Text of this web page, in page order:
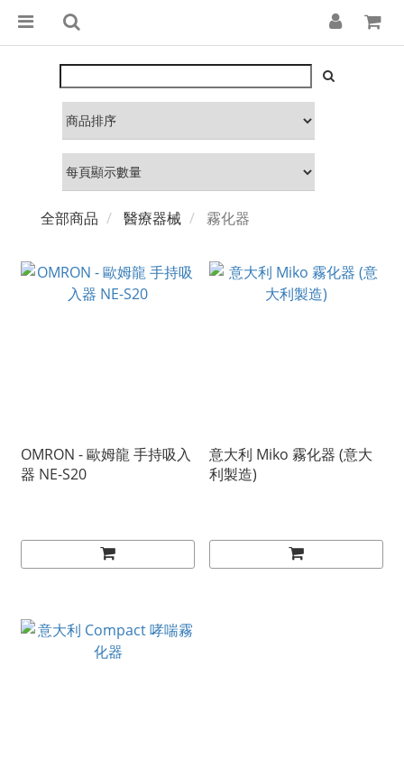
全部商品 醫療器械 霧化器
OMRON - 歐姆龍 手持吸入
器 NE-S20
意大利 Miko 霧化器 (意大
利製造)